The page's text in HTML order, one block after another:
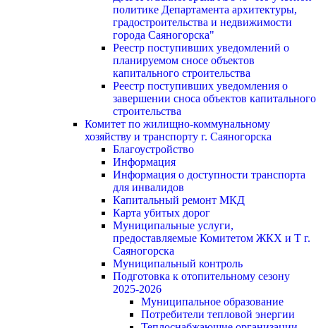
политике Департамента архитектуры,
градостроительства и недвижимости
города Саяногорска"
Реестр поступивших уведомлений о
планируемом сносе объектов
капитального строительства
Реестр поступивших уведомления о
завершении сноса объектов капитального
строительства
Комитет по жилищно-коммунальному
хозяйству и транспорту г. Саяногорска
Благоустройство
Информация
Информация о доступности транспорта
для инвалидов
Капитальный ремонт МКД
Карта убитых дорог
Муниципальные услуги,
предоставляемые Комитетом ЖКХ и Т г.
Саяногорска
Муниципальный контроль
Подготовка к отопительному сезону
2025-2026
Муниципальное образование
Потребители тепловой энергии